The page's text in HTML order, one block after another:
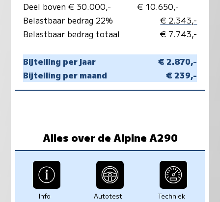
Deel boven € 30.000,-
€ 10.650,-
Belastbaar bedrag 22%
€ 2.343,-
Belastbaar bedrag totaal
€ 7.743,-
Bijtelling per jaar
€ 2.870,-
Bijtelling per maand
€ 239,-
Alles over de Alpine A290
Info Autotest Techniek